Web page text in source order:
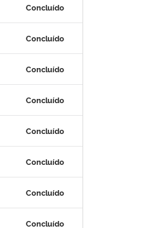
Concluído
Concluído
Concluído
Concluído
Concluído
Concluído
Concluído
Concluído